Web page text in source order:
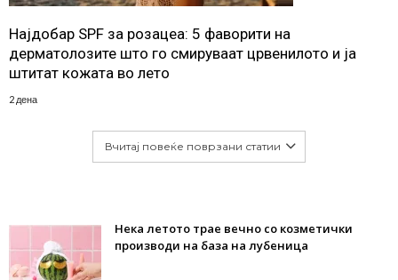
Најдобар SPF за розацеа: 5 фаворити на
дерматолозите што го смируваат црвенилото и ја
штитат кожата во лето
2 дена
Вчитај повеќе поврзани статии
Нека летото трае вечно со козметички
производи на база на лубеница